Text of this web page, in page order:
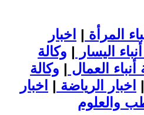
المرأة | اخبار
اليسار | وكالة
أنباء العمال | وكالة
| اخبار الرياضة | اخبار